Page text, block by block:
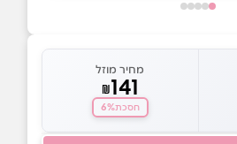
מחיר מוזל
₪141
חסכת6%